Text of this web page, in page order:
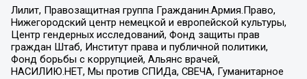
Лилит, Правозащитная группа Гражданин.Армия.Право,
Нижегородский центр немецкой и европейской культуры,
Центр гендерных исследований, Фонд защиты прав
граждан Штаб, Институт права и публичной политики,
Фонд борьбы с коррупцией, Альянс врачей,
НАСИЛИЮ.НЕТ, Мы против СПИДа, СВЕЧА, Гуманитарное